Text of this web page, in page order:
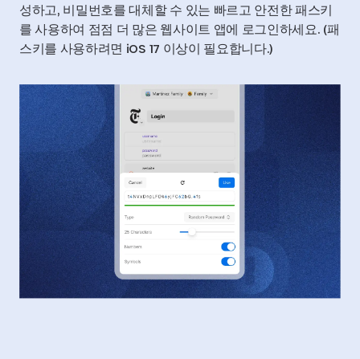
성하고, 비밀번호를 대체할 수 있는 빠르고 안전한 패스키
를 사용하여 점점 더 많은 웹사이트 앱에 로그인하세요. (패
스키를 사용하려면 iOS 17 이상이 필요합니다.)